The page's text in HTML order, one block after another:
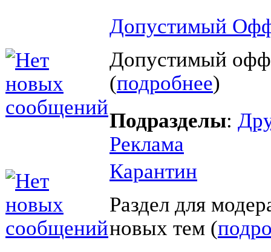
Допустимый
Допустимый
(подробнее)
Подразделы:
Реклама
Карантин
Раздел для
новых тем (